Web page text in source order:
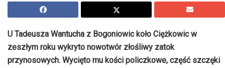
U Tadeusza Wantucha z Bogoniowic koło Ciężkowic w
zeszłym roku wykryto nowotwór złośliwy zatok
przynosowych. Wycięto mu kości policzkowe, część szczęki